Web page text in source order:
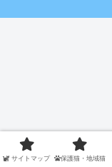
サイトマップ 保護猫・地域猫